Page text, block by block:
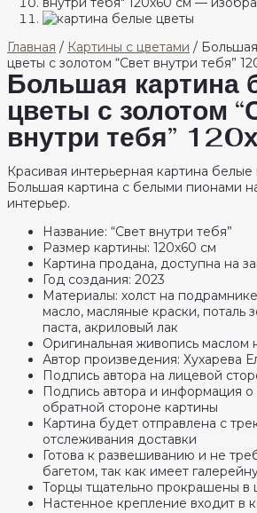
Главная / Картины с цветами /
цветы с золотом “Свет внутри тебя”
Большая картина
цветы с золотом
внутри тебя”
Красивая интерьерная картина
Большая картина с белыми пионами
интерьер.
Название: “Свет внутри тебя”
Размер картины: 120х60 см
Картина продана, доступна на
Год создания: 2023
Материалы: холст на
масло, масляные краски, поталь
паста, акриловый лак
Оригинальная живопись маслом
Автор произведения: Хухарева
Подпись автора на лицевой
Подпись автора и информация о
обратной стороне картины
Картина будет отправлена с
отслеживания доставки
Готова к развешиванию и не
багетом, так как имеет
Торцы тщательно прокрашены в
Настенное крепление входит в